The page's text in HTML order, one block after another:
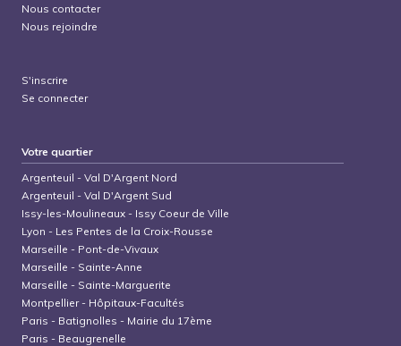
Nous contacter
Nous rejoindre
S'inscrire
Se connecter
Votre quartier
Argenteuil -Val D'Argent Nord
Argenteuil -Val D'Argent Sud
Issy-les-Moulineaux - Issy Coeur de Ville
Lyon - Les Pentes de la Croix-Rousse
Marseille - Pont-de-Vivaux
Marseille - Sainte-Anne
Marseille - Sainte-Marguerite
Montpellier- Hôpitaux-Facultés
Paris - Batignolles - Mairie du 17ème
Paris - Beaugrenelle